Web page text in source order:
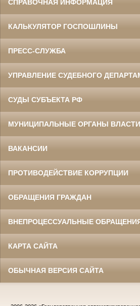
СПРАВОЧНАЯ ИНФОРМАЦИЯ
КАЛЬКУЛЯТОР ГОСПОШЛИНЫ
ПРЕСС-СЛУЖБА
УПРАВЛЕНИЕ СУДЕБНОГО
СУДЫ СУБЪЕКТА РФ
МУНИЦИПАЛЬНЫЕ ОРГАНЫ ВЛАСТИ
ВАКАНСИИ
ПРОТИВОДЕЙСТВИЕ КОРРУПЦИИ
ОБРАЩЕНИЯ ГРАЖДАН
ВНЕПРОЦЕССУАЛЬНЫЕ
КАРТА САЙТА
ОБЫЧНАЯ ВЕРСИЯ САЙТА